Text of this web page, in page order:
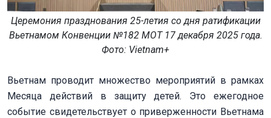
Церемония празднования 25-летия со дня ратификации
Вьетнамом Конвенции №182 МОТ 17 декабря 2025 года.
Фото: Vietnam+
Вьетнам проводит множество мероприятий в рамках
Месяца действий в защиту детей. Это ежегодное
событие свидетельствует о приверженности Вьетнама